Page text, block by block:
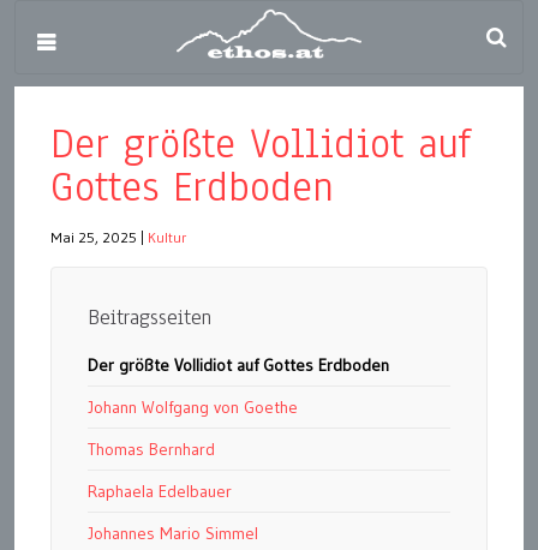
Der größte Vollidiot auf
Gottes Erdboden
Mai 25, 2025 Kultur
Beitragsseiten
Der größte Vollidiot auf Gottes Erdboden
Johann Wolfgang von Goethe
Thomas Bernhard
Raphaela Edelbauer
Johannes Mario Simmel